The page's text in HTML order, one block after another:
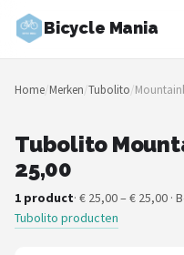
Bicycle Mania
Zoeken
NAVIGATIE
Merken
Blog
Home/Merken/Tubolito/
Tubolito
25,00
1 product· € 25,00 – € 25,00 ·
Tubolito producten